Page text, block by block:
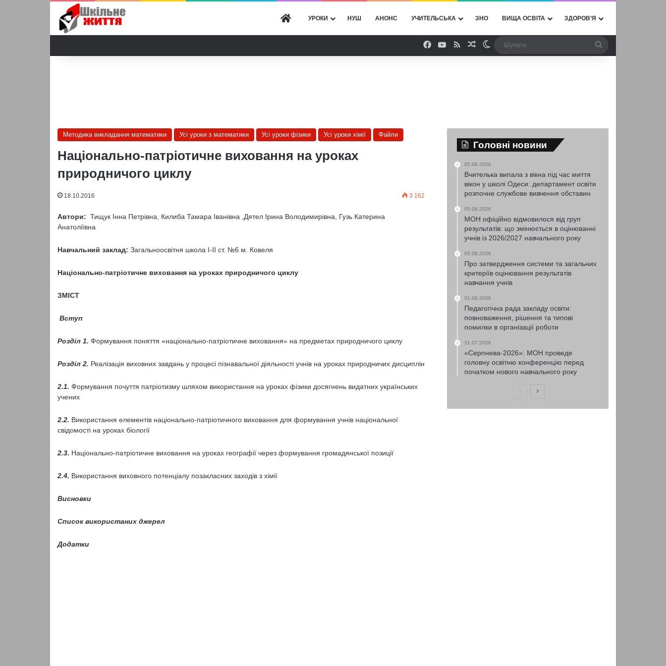
ГОЛОВНА
УРОКИ НУШ АНОНС УЧИТЕЛЬСЬКА ЗНО ВИЩА ОСВІТА ЗДОРОВ’Я
Facebook
YouTube
RSSВипадкова стаття
Switch skin
Методика викладання математики Усі уроки з математики Усі уроки фізики Усі уроки хімії Файли
Національно-патріотичне виховання на уроках
природничого циклу
18.10.2016 3 162
Автори: Тищук Інна Петрівна, Килиба Тамара Іванівна ,Дятел Ірина Володимирівна, Гузь Катерина
Анатоліївна
Навчальний заклад: Загальноосвітня школа І-ІІ ст. №6 м. Ковеля
Національно-патріотичне виховання на уроках природничого циклу
ЗМІСТ
Вступ
Розділ 1. Формування поняття «національно-патріотичне виховання» на предметах природничого циклу
Розділ 2. Реалізація виховних завдань у процесі пізнавальної діяльності учнів на уроках природничих дисциплін
2.1. Формування почуття патріотизму шляхом використання на уроках фізики досягнень видатних українських
учених
2.2. Використання елементів національно-патріотичного виховання для формування учнів національної
свідомості на уроках біології
2.3. Національно-патріотичне виховання на уроках географії через формування громадянської позиції
2.4. Використання виховного потенціалу позакласних заходів з хімії
Висновки
Список використаних джерел
Додатки
Головні новини
05.08.2026
Вчителька випала з вікна під час миття
вікон у школі Одеси: департамент освіти
розпочне службове вивчення обставин
05.08.2026
МОН офіційно відмовилося від груп
результатів: що змінюється в оцінюванні
учнів із 2026/2027 навчального року
05.08.2026
Про затвердження системи та загальних
критеріїв оцінювання результатів
навчання учнів
01.08.2026
Педагогічна рада закладу освіти:
повноваження, рішення та типові
помилки в організації роботи
31.07.2026
«Серпнева-2026»: МОН проведе
головну освітню конференцію перед
початком нового навчального року
ПопередняНаступна